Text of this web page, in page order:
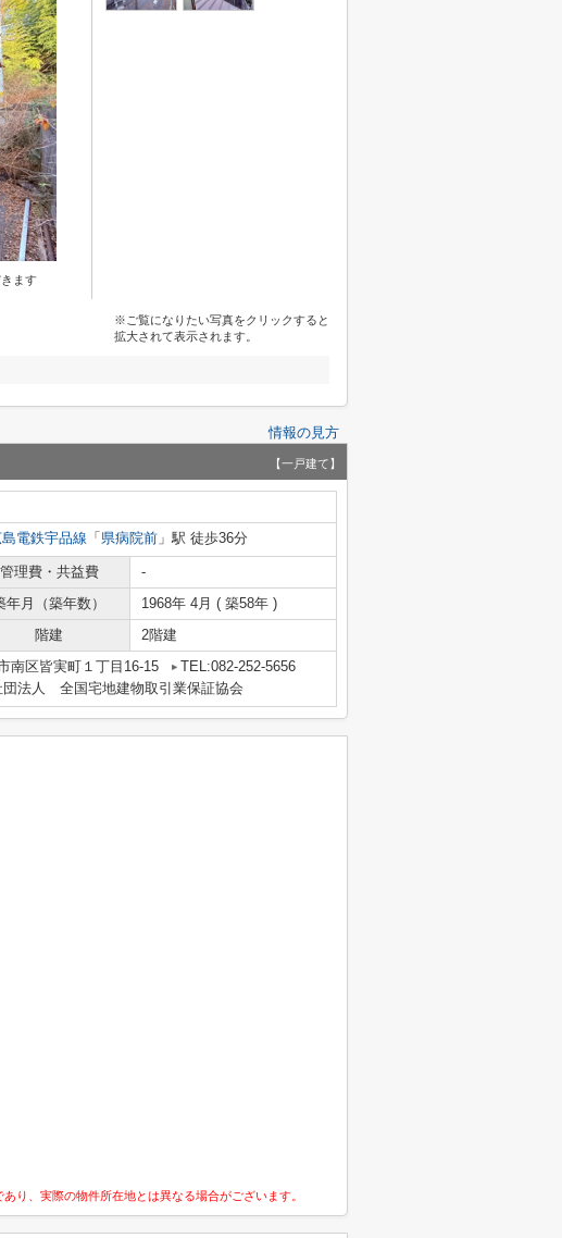
ます
※ご覧になりたい写真をクリックすると
拡大されて表示されます。
情報の見方
【一戸建て】
島電鉄宇品線 「 県病院前 」駅 徒歩36分
管理費・共益費
-
年月（築年数）
1968年 4月 ( 築58年 )
階建 2階建
南区皆実町１丁目16-15
TEL:082-252-5656
団法人 全国宅地建物取引業保証協会
り、実際の物件所在地とは異なる場合がございます。